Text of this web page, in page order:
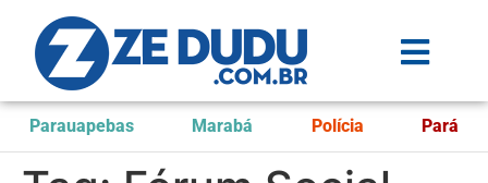
Parauapebas Marabá Polícia Pará